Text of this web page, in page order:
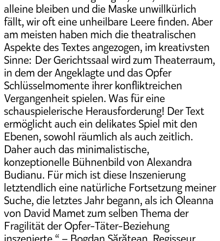
alleine bleiben und die Maske unwillkürlich
fällt, wir oft eine unheilbare Leere finden. Aber
am meisten haben mich die theatralischen
Aspekte des Textes angezogen, im kreativsten
Sinne: Der Gerichtssaal wird zum Theaterraum,
in dem der Angeklagte und das Opfer
Schlüsselmomente ihrer konfliktreichen
Vergangenheit spielen. Was für eine
schauspielerische Herausforderung! Der Text
ermöglicht auch ein delikates Spiel mit den
Ebenen, sowohl räumlich als auch zeitlich.
Daher auch das minimalistische,
konzeptionelle Bühnenbild von Alexandra
Budianu. Für mich ist diese Inszenierung
letztendlich eine natürliche Fortsetzung meiner
Suche, die letztes Jahr begann, als ich Oleanna
von David Mamet zum selben Thema der
Fragilität der Opfer-Täter-Beziehung